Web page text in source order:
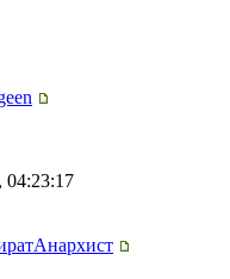
04:23:17